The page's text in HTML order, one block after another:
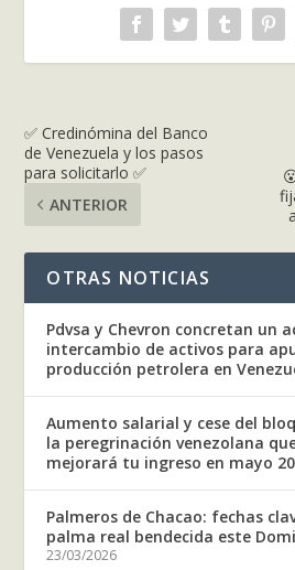
✅ Credinómina del Banco
de Venezuela y los pasos
para solicitarlo ✅
ANTERIOR
OTRAS NOTICIAS
Pdvsa y Chevron concretan un
intercambio de activos para
producción petrolera en
Aumento salarial y cese del
la peregrinación venezolana
mejorará tu ingreso en mayo
Palmeros de Chacao: fechas
palma real bendecida este
23/03/2026